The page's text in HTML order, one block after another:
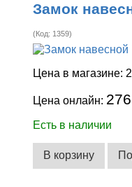
Замок
(Код: 1359)
Цена в магазине:
Цена онлайн:
Есть в наличии
В корзину